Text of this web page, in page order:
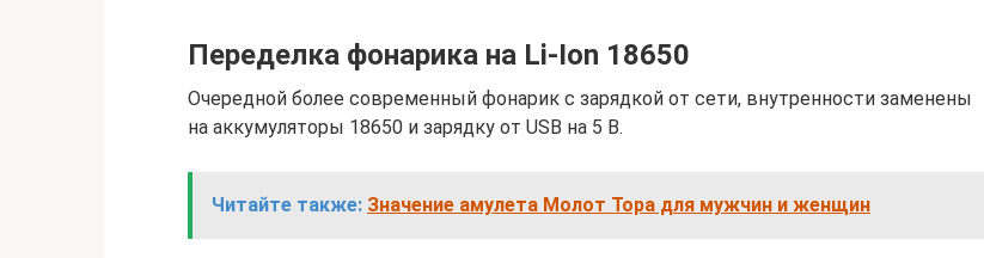
Переделка фонарика на Li-Ion 18650
Очередной более современный фонарик с зарядкой от сети, внутренности заменены
на аккумуляторы 18650 и зарядку от USB на 5 В.
Читайте также: Значение амулета Молот Тора для мужчин и женщин